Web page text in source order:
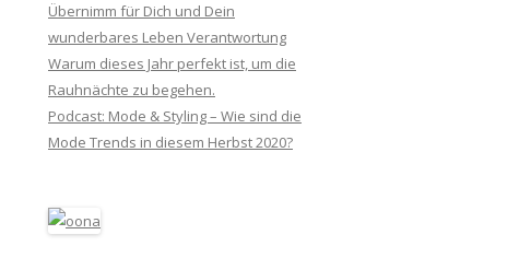
Übernimm für Dich und Dein
wunderbares Leben Verantwortung
Warum dieses Jahr perfekt ist, um die
Rauhnächte zu begehen.
Podcast: Mode & Styling – Wie sind die
Mode Trends in diesem Herbst 2020?